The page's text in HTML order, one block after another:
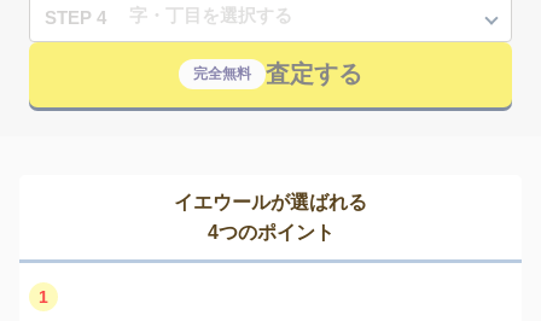
STEP 4
完全無料 査定する
イエウールが選ばれる
4つのポイント
1